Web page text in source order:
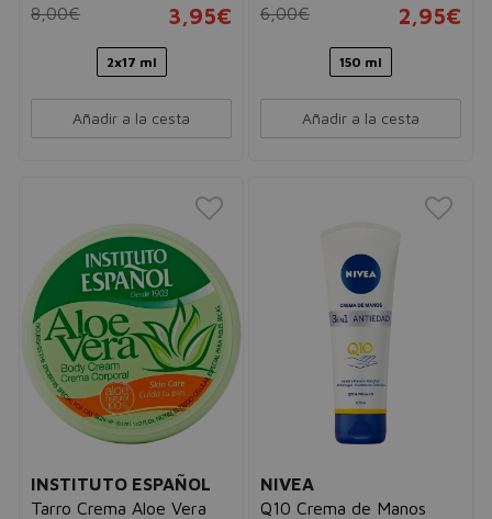
8,00€ 3,95€
2x17 ml
Añadir a la cesta
6,00€ 2,95€
150 ml
Añadir a la cesta
INSTITUTO ESPAÑOL
Tarro Crema Aloe Vera
NIVEA
Q10 Crema de Manos